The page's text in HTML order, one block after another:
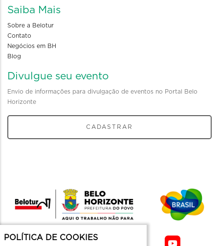
Saiba Mais
Sobre a Belotur
Contato
Negócios em BH
Blog
Divulgue seu evento
Envio de informações para divulgação de eventos no Portal Belo
Horizonte
CADASTRAR
POLÍTICA DE COOKIES